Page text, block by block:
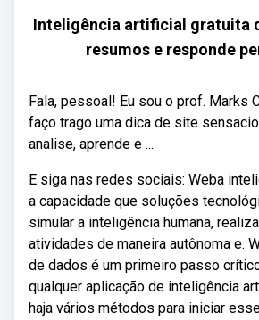
Inteligência artificial gratuita
resumos e responde
Fala, pessoal! Eu sou o prof. Marks
faço trago uma dica de site
analise, aprende e ...
E siga nas redes sociais: Weba
a capacidade que soluções
simular a inteligência humana,
atividades de maneira autônoma e.
de dados é um primeiro passo
qualquer aplicação de inteligência
haja vários métodos para iniciar